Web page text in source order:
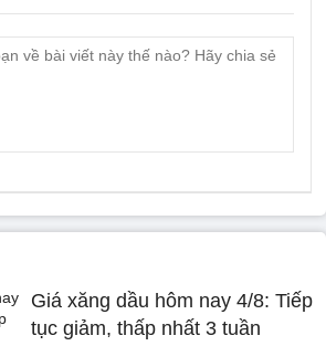
Giá xăng dầu hôm nay 4/8: Tiếp
tục giảm, thấp nhất 3 tuần